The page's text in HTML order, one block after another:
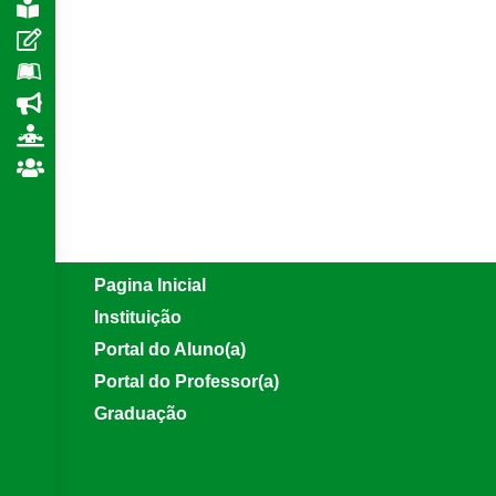
Pagina Inicial
Instituição
Portal do Aluno(a)
Portal do Professor(a)
Graduação